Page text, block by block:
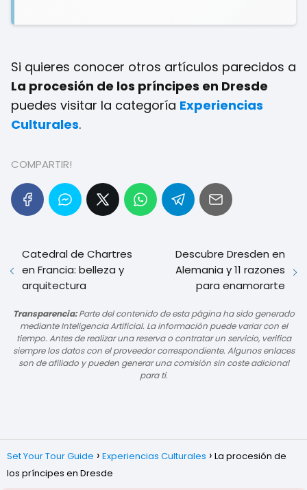
Si quieres conocer otros artículos parecidos a
La procesión de los príncipes en Dresde
puedes visitar la categoría Experiencias
Culturales.
COMPARTIR!
Catedral de Chartres
en Francia: belleza y
arquitectura
Descubre Dresden en
Alemania y 11 razones
para enamorarte
Transparencia:Parte del contenido de esta página ha sido generado
mediante Inteligencia Artificial. La información puede variar con el
tiempo. Antes de realizar una reserva o contratar un servicio, verifica
siempre los datos con el proveedor correspondiente. Algunos enlaces
son de afiliado y pueden generar una comisión sin coste adicional
para ti.
Set Your Tour Guide Experiencias Culturales
La procesión de
los príncipes en Dresde